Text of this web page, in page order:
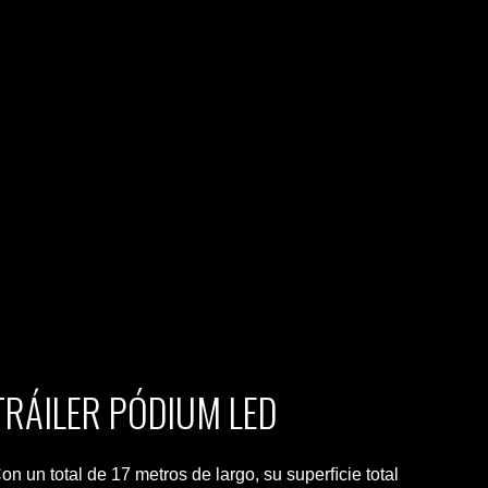
PÓDIUM LED
un total de 17 metros de largo, su superﬁcie total